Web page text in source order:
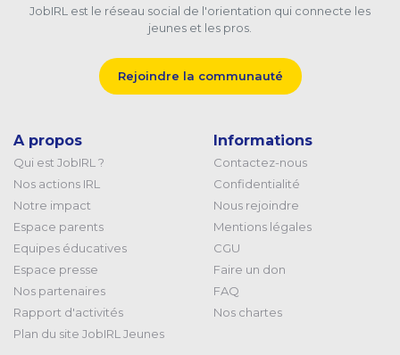
JobIRL est le réseau social de l'orientation qui connecte les
jeunes et les pros.
Rejoindre la communauté
A propos
Qui est JobIRL ?
Nos actions IRL
Notre impact
Espace parents
Equipes éducatives
Espace presse
Nos partenaires
Rapport d'activités
Plan du site JobIRL Jeunes
Informations
Contactez-nous
Confidentialité
Nous rejoindre
Mentions légales
CGU
Faire un don
FAQ
Nos chartes